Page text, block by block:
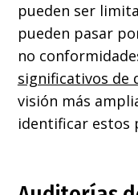
pueden ser
pueden pasar
no
significativos de
visión más
identificar estos